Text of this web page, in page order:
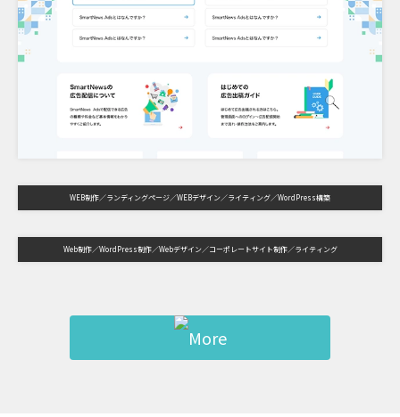
WEB制作 ランディングページ WEBデザイン ライティング WordPress構築
Web制作 WordPress制作 Webデザイン コーポレートサイト制作 ライティング